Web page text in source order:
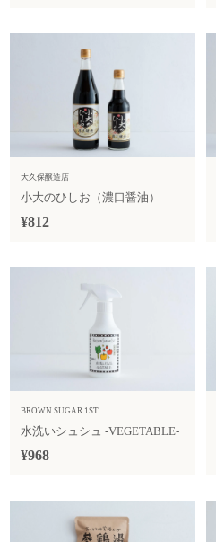
大久保醸造店
小大のひしお（濃口醤油）
¥812
BROWN SUGAR 1ST
水洗いシュシュ -VEGETABLE-
¥968